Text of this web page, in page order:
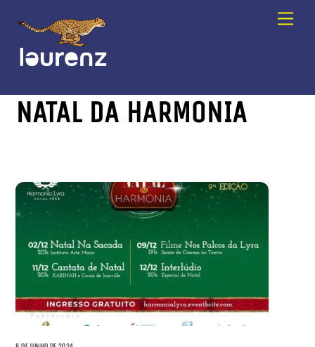
content
NATAL DA HARMONIA